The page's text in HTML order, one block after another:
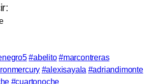
#abelito #marcontreras
#alexisayala #adriandimonte
#cuartonoche